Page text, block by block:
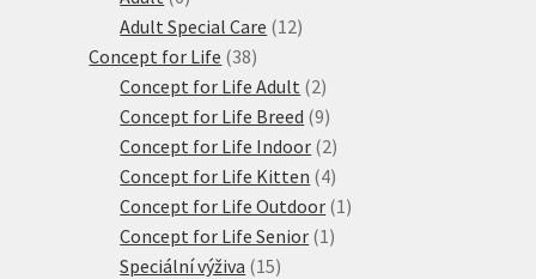
produktů
Adult Special Care 1212
Concept for Life 3838
produktů
Concept for Life Adult 22
produkty
Concept for Life Breed 99
produktů
Concept for Life Indoor 22
produkty
Concept for Life Kitten 44
produkty
Concept for Life Outdoor 1 1
Concept for Life Senior 1 1
Speciální výživa 1515